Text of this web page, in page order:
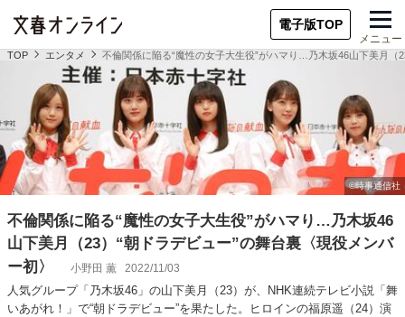
電子版TOP
メニュー
TOP エンタメ 不倫関係に陥る“魔性の女子大生役”がハマり…乃木坂46山下美月（
不倫関係に陥る“魔性の女子大生役”がハマり…乃木坂46
山下美月（23）“朝ドラデビュー”の舞台裏〈現役メンバ
ー初〉
小野田 薫 2022/11/03
人気グループ「乃木坂46」の山下美月（23）が、NHK連続テレビ小説「舞
いあがれ！」で“朝ドラデビュー”を果たした。ヒロインの福原遥（24）演